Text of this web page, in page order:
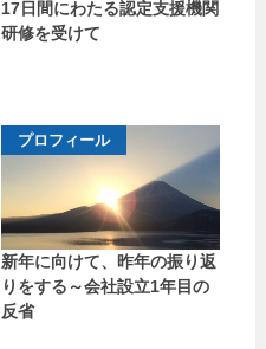
17日間にわたる認定支援機関
研修を受けて
プロフィール
新年に向けて、昨年の振り返
りをする～会社設立1年目の
反省